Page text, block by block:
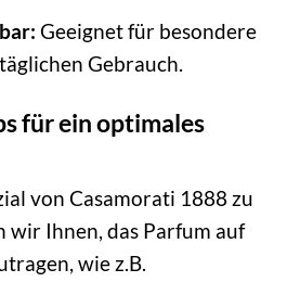
Geeignet für besondere
Gebrauch.
für ein optimales
von Casamorati 1888 zu
wir Ihnen, das Parfum auf
wie z.B.